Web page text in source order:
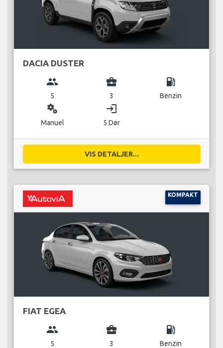
DACIA DUSTER
group
5
business_center
3
local_gas_station
Benzin
miscellaneous_services
Manuel
login
5 Dør
VIS DETALJER...
KOMPAKT
FIAT EGEA
group
5
business_center
3
local_gas_station
Benzin